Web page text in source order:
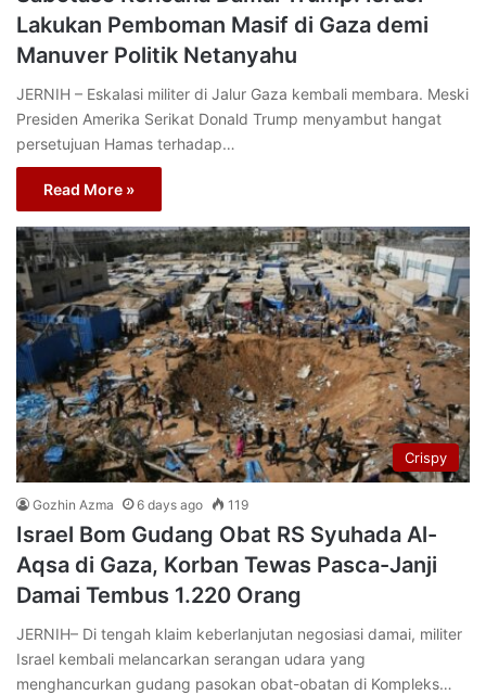
Lakukan Pemboman Masif di Gaza demi
Manuver Politik Netanyahu
JERNIH – Eskalasi militer di Jalur Gaza kembali membara. Meski
Presiden Amerika Serikat Donald Trump menyambut hangat
persetujuan Hamas terhadap…
Read More »
Crispy
Gozhin Azma 6 days ago 119
Israel Bom Gudang Obat RS Syuhada Al-
Aqsa di Gaza, Korban Tewas Pasca-Janji
Damai Tembus 1.220 Orang
JERNIH– Di tengah klaim keberlanjutan negosiasi damai, militer
Israel kembali melancarkan serangan udara yang
menghancurkan gudang pasokan obat-obatan di Kompleks…